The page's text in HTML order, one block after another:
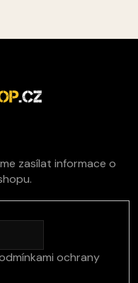
zasílat informace o
ochrany